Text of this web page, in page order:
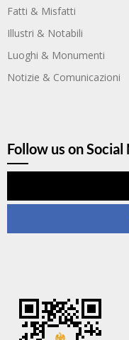
Fatti & Misfatti
Illustri & Notabili
Luoghi & Monumenti
Notizie & Comunicazioni
Follow us on Social